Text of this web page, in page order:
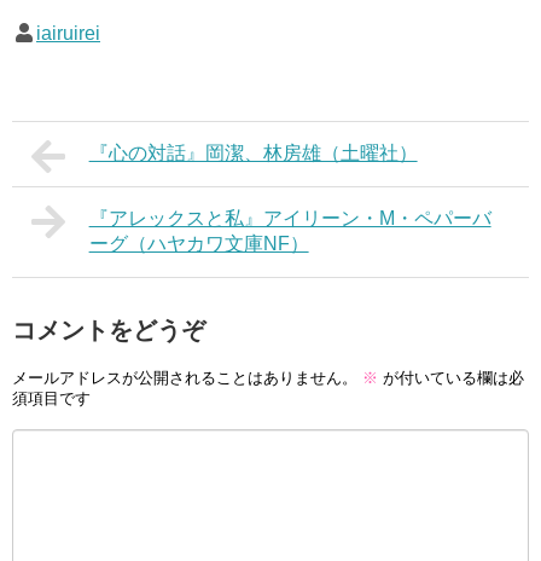
iairuirei
『心の対話』岡潔、林房雄（土曜社）
『アレックスと私』アイリーン・M・ペパーバ
ーグ（ハヤカワ文庫NF）
コメントをどうぞ
メールアドレスが公開されることはありません。 ※ が付いている欄は必
須項目です